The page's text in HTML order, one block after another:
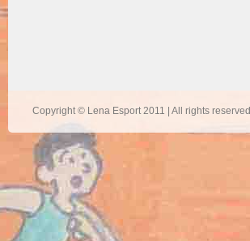
Copyright © Lena Esport 2011 | All rights reserved